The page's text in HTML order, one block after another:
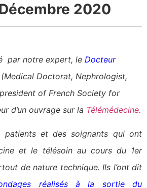
2020
par notre expert, le Docteur
Doctorat, Nephrologist,
of French Society for
d’un ouvrage sur la Télémédecine.
patients et des soignants qui ont
et le télésoin au cours du 1er
de nature technique. Ils l’ont dit
réalisés à la sortie du